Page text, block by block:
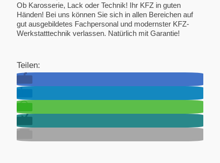
Ob Karosserie, Lack oder Technik! Ihr KFZ in guten
Händen! Bei uns können Sie sich in allen Bereichen auf
gut ausgebildetes Fachpersonal und modernster KFZ-
Werkstatttechnik verlassen. Natürlich mit Garantie!
Teilen: